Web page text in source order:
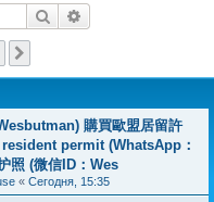
Поиск
購買歐盟居留許
permit (WhatsApp：
照 (微信ID：Wes
« Сегодня, 15:35